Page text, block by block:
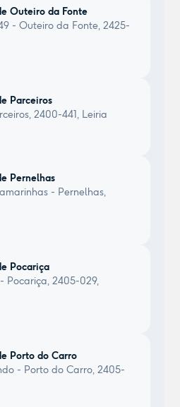
Outeiro da Fonte
- Outeiro da Fonte, 2425-
Parceiros
2400-441, Leiria
Pernelhas
- Pernelhas,
Pocariça
Pocariça, 2405-029,
Porto do Carro
- Porto do Carro, 2405-